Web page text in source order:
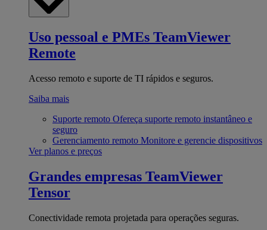
Uso pessoal e PMEs TeamViewer
Remote
Acesso remoto e suporte de TI rápidos e seguros.
Saiba mais
Suporte remoto Ofereça suporte remoto instantâneo e
seguro
Gerenciamento remoto Monitore e gerencie dispositivos
Ver planos e preços
Grandes empresas TeamViewer
Tensor
Conectividade remota projetada para operações seguras.